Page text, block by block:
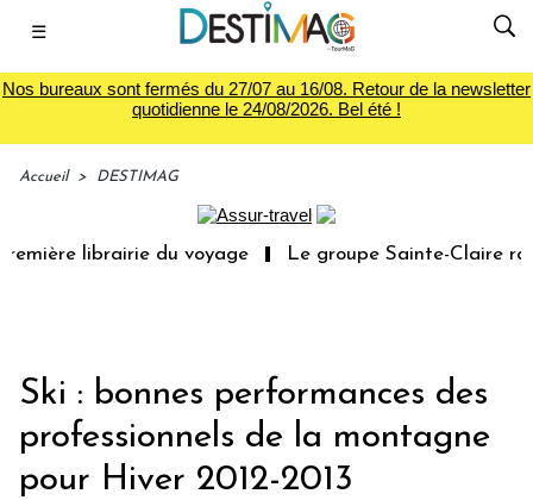
☰
Nos bureaux sont fermés du 27/07 au 16/08. Retour de la newsletter
quotidienne le 24/08/2026. Bel été !
Accueil > DESTIMAG
librairie du voyage Le groupe Sainte-Claire
Ski : bonnes performances des
professionnels de la montagne
pour Hiver 2012-2013